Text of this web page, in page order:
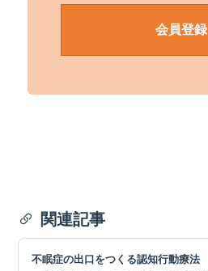
会員登録
関連記事
不眠症の出口をつくる認知行動療法